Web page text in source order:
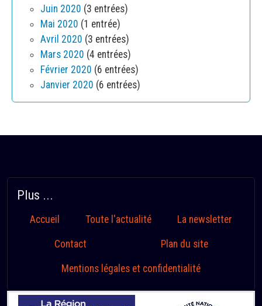
Juin 2020 (3 entrées)
Mai 2020 (1 entrée)
Avril 2020 (3 entrées)
Mars 2020 (4 entrées)
Février 2020 (6 entrées)
Janvier 2020 (6 entrées)
Plus ...
Accueil Toute l'actualité La newsletter
Contact Plan du site
Mentions légales et confidentialité